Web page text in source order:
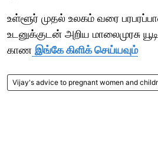
உள்ளூர் முதல் உலகம் வரை
உடனுக்குடன் அறிய மாலைமுரசு
காண இங்கே கிளிக் செய்யவும்
Vijay's advice to pregnant women and